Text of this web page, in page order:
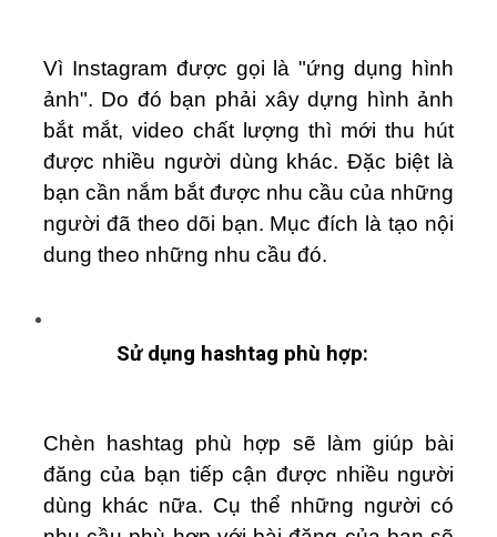
Vì Instagram được gọi là "ứng dụng hình
ảnh". Do đó bạn phải xây dựng hình ảnh
bắt mắt, video chất lượng thì mới thu hút
được nhiều người dùng khác. Đặc biệt là
bạn cần nắm bắt được nhu cầu của những
người đã theo dõi bạn. Mục đích là tạo nội
dung theo những nhu cầu đó.
Sử dụng hashtag phù hợp:
Chèn hashtag phù hợp sẽ làm giúp bài
đăng của bạn tiếp cận được nhiều người
dùng khác nữa. Cụ thể những người có